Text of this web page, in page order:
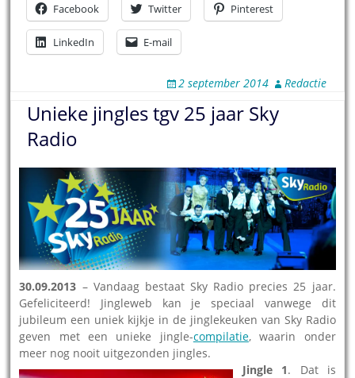
Facebook Twitter Pinterest
LinkedIn E-mail
2 september 2014 Redactie
Unieke jingles tgv 25 jaar Sky
Radio
30.09.2013 – Vandaag bestaat Sky Radio precies 25 jaar.
Gefeliciteerd! Jingleweb kan je speciaal vanwege dit
jubileum een uniek kijkje in de jinglekeuken van Sky Radio
geven met een unieke jingle-compilatie, waarin onder
meer nog nooit uitgezonden jingles.
Jingle 1. Dat is